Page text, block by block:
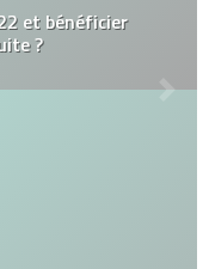
et bénéficier
?